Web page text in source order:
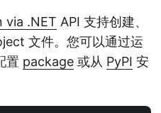
via .NET API 支持创建、
文件。您可以通过运
置 package 或从 PyPI 安